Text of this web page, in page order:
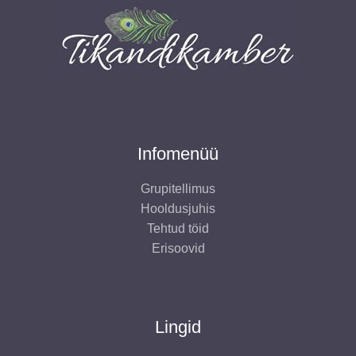
Infomenüü
Grupitellimus
Hooldusjuhis
Tehtud töid
Erisoovid
Lingid